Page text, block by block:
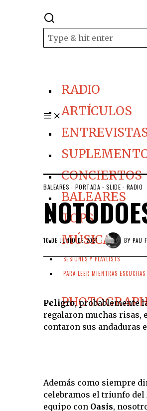
RADIO
ARTÍCULOS
CONCIERTOS
BALEARES
TOPS
MÚSICA
SESIONES Y PLAYLISTS
PARA LEER MIENTRAS ESCUCHAS
BALEARES · PORTADA - SLIDE · RADIO
10 DE JUNIO DE 2021 BY PAU
Peligro, probablemente
regalaron muchas risas,
contaron sus andaduras
Además como siempre
celebramos el triunfo del
equipo con Oasis,